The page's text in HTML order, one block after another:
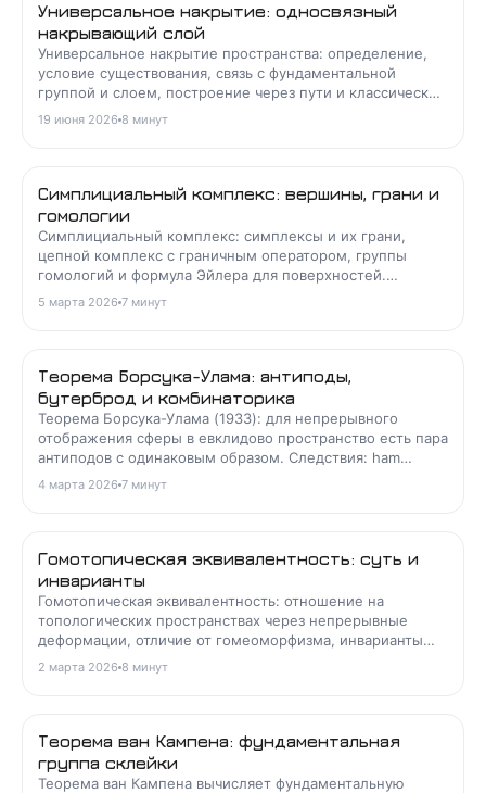
Универсальное накрытие: односвязный
накрывающий слой
Универсальное накрытие пространства: определение,
условие существования, связь с фундаментальной
группой и слоем, построение через пути и классические
примеры окружности, тора, букета.
19 июня 2026 8 минут
Симплициальный комплекс: вершины, грани и
гомологии
Симплициальный комплекс: симплексы и их грани,
цепной комплекс с граничным оператором, группы
гомологий и формула Эйлера для поверхностей.
Разбираем определения и примеры.
5 марта 2026 7 минут
Теорема Борсука-Улама: антиподы,
бутерброд и комбинаторика
Теорема Борсука-Улама (1933): для непрерывного
отображения сферы в евклидово пространство есть пара
антиподов с одинаковым образом. Следствия: ham
sandwich, Тверберг, геометрия.
4 марта 2026 7 минут
Гомотопическая эквивалентность: суть и
инварианты
Гомотопическая эквивалентность: отношение на
топологических пространствах через непрерывные
деформации, отличие от гомеоморфизма, инварианты
π_n, H_n, χ и теорема Уайтхеда.
2 марта 2026 8 минут
Теорема ван Кампена: фундаментальная
группа склейки
Теорема ван Кампена вычисляет фундаментальную